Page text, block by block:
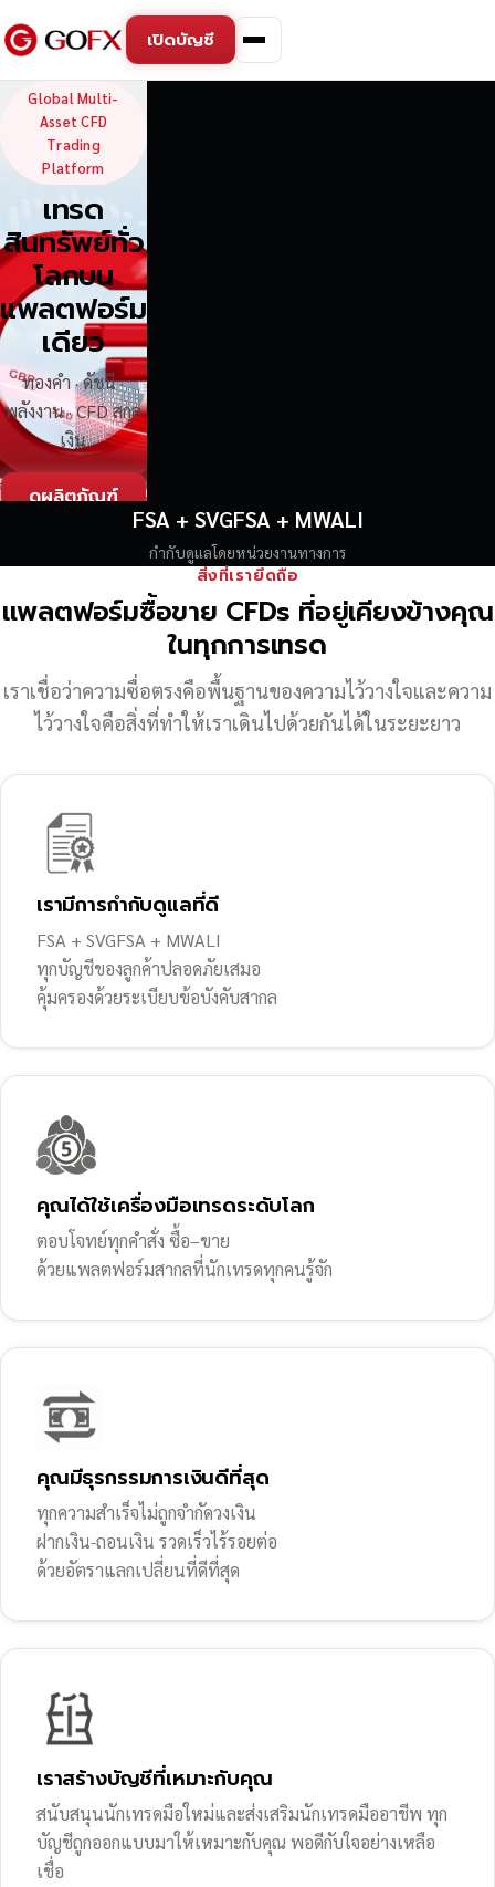
เปิดบัญชี
GoFX — Global Multi-
Global Multi-
Asset CFD
Trading
Platform
เทรด
สินทรัพย์ทั่ว
โลกบน
แพลตฟอร์ม
เดียว
ทองคำ · ดัชนี ·
พลังงาน · CFD สกุล
เงิน
ดูผลิตภัณฑ์
FSA + SVGFSA + MWALI
กำกับดูแลโดยหน่วยงานทางการ
สิ่งที่เรายึดถือ
แพลตฟอร์มซื้อขาย CFDs ที่อยู่เคียงข้างคุณ
ในทุกการเทรด
เราเชื่อว่าความซื่อตรงคือพื้นฐานของความไว้วางใจและความ
ไว้วางใจคือสิ่งที่ทำให้เราเดินไปด้วยกันได้ในระยะยาว
เรามีการกำกับดูแลที่ดี
FSA + SVGFSA + MWALI
ทุกบัญชีของลูกค้าปลอดภัยเสมอ
คุ้มครองด้วยระเบียบข้อบังคับสากล
คุณได้ใช้เครื่องมือเทรดระดับโลก
ตอบโจทย์ทุกคำสั่ง ซื้อ–ขาย
ด้วยแพลตฟอร์มสากลที่นักเทรดทุกคนรู้จัก
คุณมีธุรกรรมการเงินดีที่สุด
ทุกความสำเร็จไม่ถูกจำกัดวงเงิน
ฝากเงิน-ถอนเงิน รวดเร็วไร้รอยต่อ
ด้วยอัตราแลกเปลี่ยนที่ดีที่สุด
เราสร้างบัญชีที่เหมาะกับคุณ
สนับสนุนนักเทรดมือใหม่และส่งเสริมนักเทรดมืออาชีพ ทุก
บัญชีถูกออกแบบมาให้เหมาะกับคุณ พอดีกับใจอย่างเหลือ
เชื่อ